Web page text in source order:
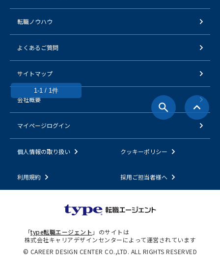
1-1 / 1件
転職ノウハウ
よくあるご質問
サイトマップ
会社概要
マイページログイン
個人情報の取り扱い クッキーポリシー
利用規約 採用ご担当者様へ
「type転職エージェント 」のサイトは
株式会社キャリアデザインセンターによって運営されています
© CAREER DESIGN CENTER CO.,LTD. ALL RIGHTS RESERVED